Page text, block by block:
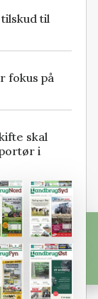
til
fokus på
skal
i